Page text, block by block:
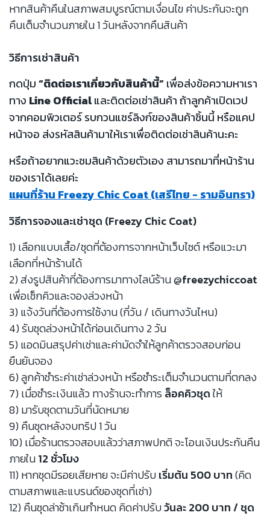
หากสินค้าคืนในสภาพสมบูรณ์ตามเงื่อนไข ค่าประกันจะถูก
คืนเต็มจำนวนภายใน 1 วันหลังจากคืนสินค้า
วิธีการเช่าสินค้า
กดปุ่ม“ติดต่อเราเกี่ยวกับสินค้านี้”เพื่อส่งข้อความหาเรา
ทาง Line Officialและติดต่อเช่าสินค้า ถ้าลูกค้าเปิดเวป
จากคอมพิวเตอร์ รบกวนแชร์ลิงก์ของสินค้าชิ้นนี้ หรือแคป
หน้าจอ ส่งรหัสสินค้ามาให้เราเพื่อติดต่อเช่าสินค้านะคะ
หรือถ้าอยากแวะชมสินค้าด้วยตัวเอง สามารถมาที่หน้าร้าน
ของเราได้เลยค่ะ
แผนที่ร้าน Freezy Chic Coat (เสรีไทย - รามอินทรา)
วิธีการจองและเช่าชุด (Freezy Chic Coat)
1) เลือกแบบเสื้อ/ชุดที่ต้องการจากหน้าเว็บไซต์ หรือแวะมา
เลือกที่หน้าร้านได้
2) ส่งรูปสินค้าที่ต้องการมาทางไลน์ร้าน@freezychiccoat
เพื่อเช็กคิวและจองล่วงหน้า
3) แจ้งวันที่ต้องการใช้งาน (กี่วัน / เดินทางวันไหน)
4) รับชุดล่วงหน้าได้ก่อนเดินทาง 2 วัน
5) แอดมินสรุปค่าเช่าและค่ามัดจำให้ลูกค้าตรวจสอบก่อน
ยืนยันจอง
6) ลูกค้าชำระค่าเช่าล่วงหน้า หรือชำระเต็มจำนวนตามที่ตกลง
7) เมื่อชำระเงินแล้ว ทางร้านจะทำการล็อคคิวชุดให้
8) มารับชุดตามวันที่นัดหมาย
9) คืนชุดหลังจบทริป 1 วัน
10) เมื่อร้านตรวจสอบแล้วว่าสภาพปกติ จะโอนเงินประกันคืน
ภายใน12 ชั่วโมง
11) หากชุดมีรอยเสียหาย จะมีค่าปรับเริ่มต้น 500 บาท(คิด
ตามสภาพและแบรนด์ของชุดที่เช่า)
12) คืนชุดล่าช้าเกินกำหนด คิดค่าปรับวันละ 200 บาท / ชุด